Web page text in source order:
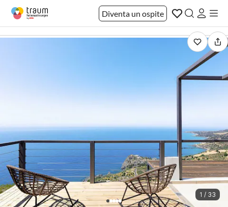
Diventa un ospite
1 / 33